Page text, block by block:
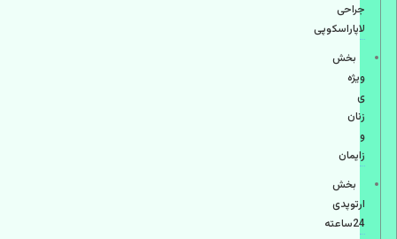
جراحی
لاپاراسکوپی
بخش
ویژه
ی
زنان
و
زایمان
بخش
ارتوپدی
24ساعته